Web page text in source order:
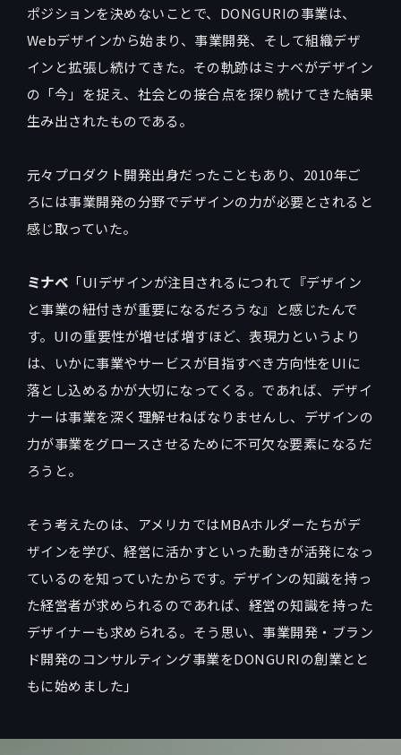
ポジションを決めないことで、DONGURIの事業は、
Webデザインから始まり、事業開発、そして組織デザ
インと拡張し続けてきた。その軌跡はミナベがデザイン
の「今」を捉え、社会との接合点を探り続けてきた結果
生み出されたものである。
元々プロダクト開発出身だったこともあり、2010年ご
ろには事業開発の分野でデザインの力が必要とされると
感じ取っていた。
ミナベ 「UIデザインが注目されるにつれて『デザイン
と事業の紐付きが重要になるだろうな』と感じたんで
す。UIの重要性が増せば増すほど、表現力というより
は、いかに事業やサービスが目指すべき方向性をUIに
落とし込めるかが大切になってくる。であれば、デザイ
ナーは事業を深く理解せねばなりませんし、デザインの
力が事業をグロースさせるために不可欠な要素になるだ
ろうと。
そう考えたのは、アメリカではMBAホルダーたちがデ
ザインを学び、経営に活かすといった動きが活発になっ
ているのを知っていたからです。デザインの知識を持っ
た経営者が求められるのであれば、経営の知識を持った
デザイナーも求められる。そう思い、事業開発・ブラン
ド開発のコンサルティング事業をDONGURIの創業とと
もに始めました」